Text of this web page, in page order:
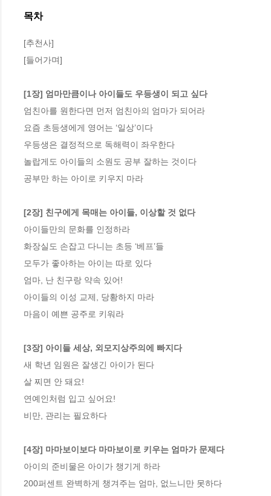
목차
[추천사]
[들어가며]
[1장] 엄마만큼이나 아이들도 우등생이 되고 싶다
엄친아를 원한다면 먼저 엄친아의 엄마가 되어라
요즘 초등생에게 영어는 ‘일상’이다
우등생은 결정적으로 독해력이 좌우한다
놀랍게도 아이들의 소원도 공부 잘하는 것이다
공부만 하는 아이로 키우지 마라
[2장] 친구에게 목매는 아이들, 이상할 것 없다
아이들만의 문화를 인정하라
화장실도 손잡고 다니는 초등 ‘베프’들
모두가 좋아하는 아이는 따로 있다
엄마, 난 친구랑 약속 있어!
아이들의 이성 교제, 당황하지 마라
마음이 예쁜 공주로 키워라
[3장] 아이들 세상, 외모지상주의에 빠지다
새 학년 임원은 잘생긴 아이가 된다
살 찌면 안 돼요!
연예인처럼 입고 싶어요!
비만, 관리는 필요하다
[4장] 마마보이보다 마마보이로 키우는 엄마가 문제다
아이의 준비물은 아이가 챙기게 하라
200퍼센트 완벽하게 챙겨주는 엄마, 없느니만 못하다